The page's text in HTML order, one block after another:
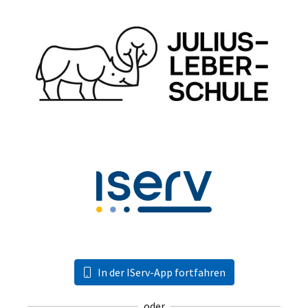
In der IServ-App fortfahren